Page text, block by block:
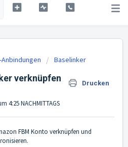
Baselinker
verknüpfen Drucken
4:25 NACHMITTAGS
FBM Konto verknüpfen und